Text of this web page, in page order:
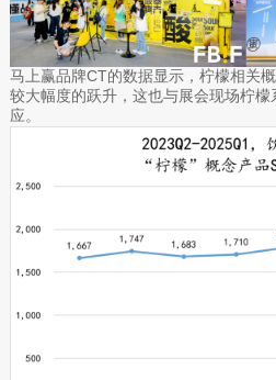
马上赢品牌CT的数据显示，柠檬相关
较大幅度的跃升，这也与展会现场柠
应。